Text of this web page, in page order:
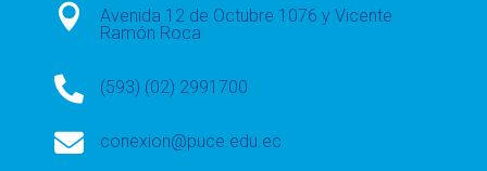

Avenida 12 de Octubre 1076 y Vicente
Ramón Roca
 (593) (02) 2991700
 conexion@puce.edu.ec